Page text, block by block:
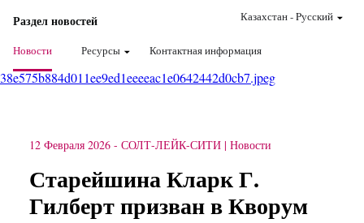
Раздел новостей
Новости Ресурсы Контактная информация
Казахстан-Pусский
38e575b884d011ee9ed1eeeeac1e0642442d0cb7.jpeg
12 Февраля 2026 - СОЛТ-ЛЕЙК-СИТИ Новости
Старейшина Кларк Г.
Гилберт призван в Кворум